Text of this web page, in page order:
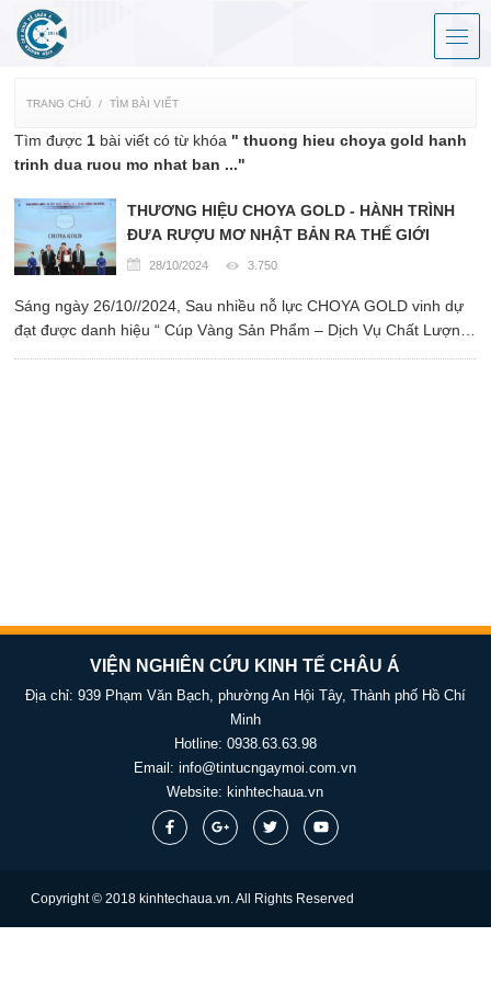
TRANG CHỦ TÌM BÀI VIẾT
Tìm được 1 bài viết có từ khóa " thuong hieu choya gold hanh
trinh dua ruou mo nhat ban ..."
THƯƠNG HIỆU CHOYA GOLD - HÀNH TRÌNH
ĐƯA RƯỢU MƠ NHẬT BẢN RA THẾ GIỚI
28/10/2024 3.750
Sáng ngày 26/10//2024, Sau nhiều nỗ lực CHOYA GOLD vinh dự
đạt được danh hiệu “ Cúp Vàng Sản Phẩm – Dịch Vụ Chất Lượng
VIỆN NGHIÊN CỨU KINH TẾ CHÂU Á
Địa chỉ: 939 Phạm Văn Bạch, phường An Hội Tây, Thành phố Hồ Chí
Minh
Hotline: 0938.63.63.98
Email:info@tintucngaymoi.com.vn
Website: kinhtechaua.vn
Copyright © 2018 kinhtechaua.vn. All Rights Reserved